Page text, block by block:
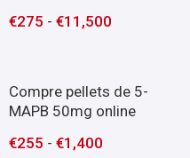
€275 -€11,500
Compre pellets de 5-
MAPB 50mg online
€255 -€1,400